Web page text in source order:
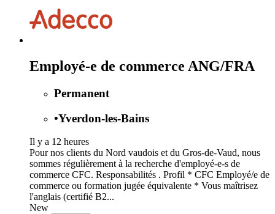
Employé-e de commerce ANG/FRA
Permanent
•Yverdon-les-Bains
Il y a 12 heures
Pour nos clients du Nord vaudois et du Gros-de-Vaud, nous
sommes régulièrement à la recherche d'employé-e-s de
commerce CFC. Responsabilités . Profil * CFC Employé/e de
commerce ou formation jugée équivalente * Vous maîtrisez
l'anglais (certifié B2...
New